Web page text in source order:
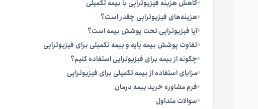
کاهش هزینه فیزیوتراپی با بیمه تکمیلی
هزینه‌های فیزیوتراپی چقدر است؟
آیا فیزیوتراپی تحت پوشش بیمه است؟
تفاوت پوشش بیمه پایه و بیمه تکمیلی برای فیزیوتراپی
چگونه از بیمه برای فیزیوتراپی استفاده کنیم؟
مزایای استفاده از بیمه تکمیلی برای فیزیوتراپی
فرم مشاوره خرید بیمه درمان
سوالات متداول